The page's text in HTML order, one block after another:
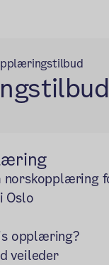
norskopplæring
Oslo
opplæring?
veileder